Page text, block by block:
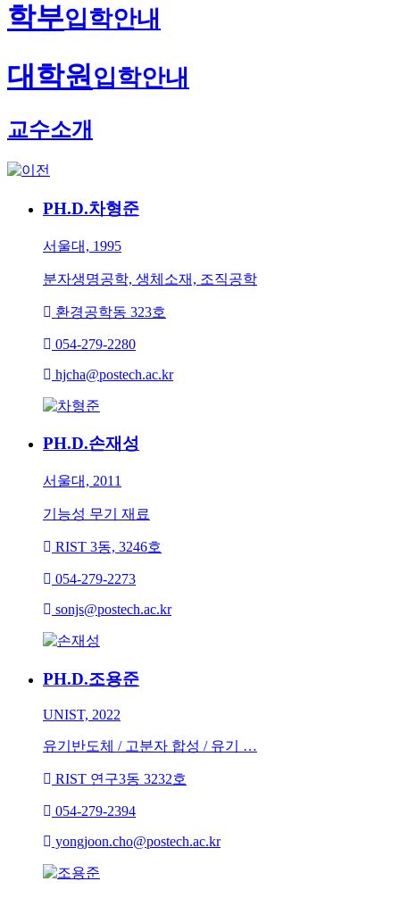
학부입학안내
대학원입학안내
교수소개
PH.D.차형준
서울대, 1995
분자생명공학, 생체소재, 조직공학
환경공학동 323호
054-279-2280
hjcha@postech.ac.kr
PH.D.손재성
서울대, 2011
기능성 무기 재료
RIST 3동, 3246호
054-279-2273
sonjs@postech.ac.kr
PH.D.조용준
UNIST, 2022
유기반도체 / 고분자 합성 / 유기 …
RIST 연구3동 3232호
054-279-2394
yongjoon.cho@postech.ac.kr